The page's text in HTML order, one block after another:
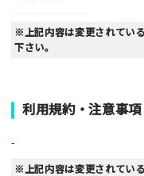
※上記内容は変更されてい
下さい。
利用規約・注意事項
-
※上記内容は変更されてい